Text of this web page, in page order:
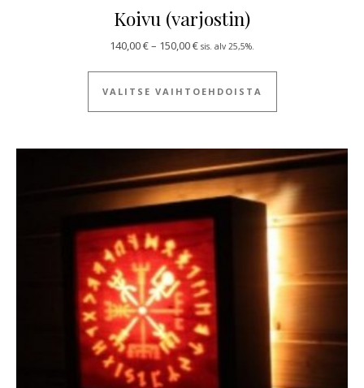
Koivu (varjostin)
140,00€– 150,00€Hintaluokka: 140,00 € - 150,00 €
sis. alv 25,5%.
VALITSE VAIHTOEHDOISTA
Tällä tuotteella